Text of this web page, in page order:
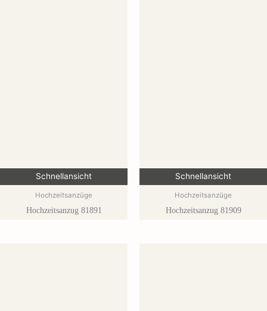
Schnellansicht
Hochzeitsanzüge
Hochzeitsanzug 81891
Schnellansicht
Hochzeitsanzüge
Hochzeitsanzug 81909